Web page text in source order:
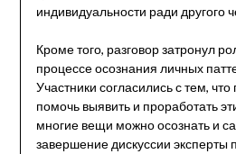
индивидуальности ради другого
Кроме того, разговор затронул
процессе осознания личных
Участники согласились с тем,
помочь выявить и проработать
многие вещи можно осознать и
завершение дискуссии эксперты